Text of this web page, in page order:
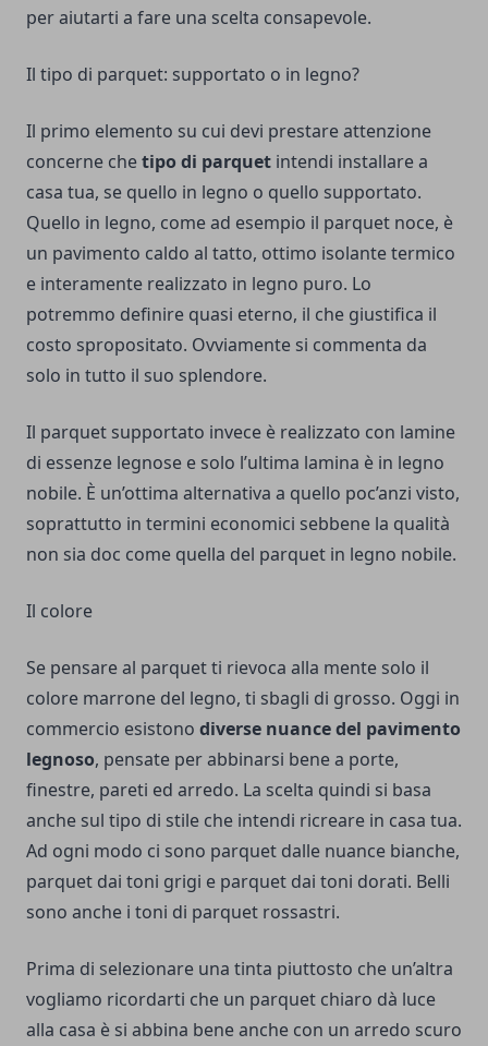
per aiutarti a fare una scelta consapevole.
Il tipo di parquet: supportato o in legno?
Il primo elemento su cui devi prestare attenzione
concerne chetipo di parquet intendi installare a
casa tua, se quello in legno o quello supportato.
Quello in legno, come ad esempio il parquet noce, è
un pavimento caldo al tatto, ottimo isolante termico
e interamente realizzato in legno puro. Lo
potremmo definire quasi eterno, il che giustifica il
costo spropositato. Ovviamente si commenta da
solo in tutto il suo splendore.
Il parquet supportato invece è realizzato con lamine
di essenze legnose e solo l’ultima lamina è in legno
nobile. È un’ottima alternativa a quello poc’anzi visto,
soprattutto in termini economici sebbene la qualità
non sia doc come quella del parquet in legno nobile.
Il colore
Se pensare al parquet ti rievoca alla mente solo il
colore marrone del legno, ti sbagli di grosso. Oggi in
commercio esistono diverse nuance del pavimento
legnoso, pensate per abbinarsi bene a porte,
finestre, pareti ed arredo. La scelta quindi si basa
anche sul tipo di stile che intendi ricreare in casa tua.
Ad ogni modo ci sono parquet dalle nuance bianche,
parquet dai toni grigi e parquet dai toni dorati. Belli
sono anche i toni di parquet rossastri.
Prima di selezionare una tinta piuttosto che un’altra
vogliamo ricordarti che un parquet chiaro dà luce
alla casa è si abbina bene anche con un arredo scuro